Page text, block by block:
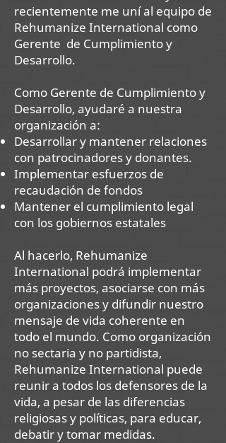
recientemente me uní al equipo de
Rehumanize International como
Gerente de Cumplimiento y
Desarrollo.
Como Gerente de Cumplimiento y
Desarrollo, ayudaré a nuestra
organización a:
Desarrollar y mantener relaciones
con patrocinadores y donantes.
Implementar esfuerzos de
recaudación de fondos
Mantener el cumplimiento legal
con los gobiernos estatales
Al hacerlo, Rehumanize
International podrá implementar
más proyectos, asociarse con más
organizaciones y difundir nuestro
mensaje de vida coherente en
todo el mundo. Como organización
no sectaria y no partidista,
Rehumanize International puede
reunir a todos los defensores de la
vida, a pesar de las diferencias
religiosas y políticas, para educar,
debatir y tomar medidas.